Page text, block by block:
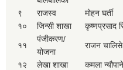
९ राजस्व मोहन घर्ती
१०
जिन्सी शाखा कृष्णप्रसाद
११
पंजीकरण/
योजना
राजन चालिसे
१२ लेखा शाखा कमला न्यौपाने